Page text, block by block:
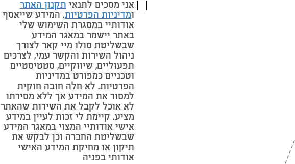
אני מסכים לתנאי תקנון האתר
ומדיניות הפרטיות. המידע שייאסף
אודותיי במסגרת השימוש שלי
באתר יישמר במאגר המידע
שבשליטת סולו מיי קאר לצורך
ניהול השירות והקשר עמי, לצרכים
תפעוליים, שיווקיים, סטטיסטיים
וטכניים כמפורט במדיניות
הפרטיות. לא חלה חובה חוקית
למסור את המידע אך ללא מסירתו
לא אוכל לקבל את השירות שהאתר
מציע. קיימת לי זכות לעיין במידע
אישי אודותיי המצוי במאגר המידע
שבשליטת החברה וכן לבקש את
תיקון או מחיקת המידע האישי
אודותי בפניה